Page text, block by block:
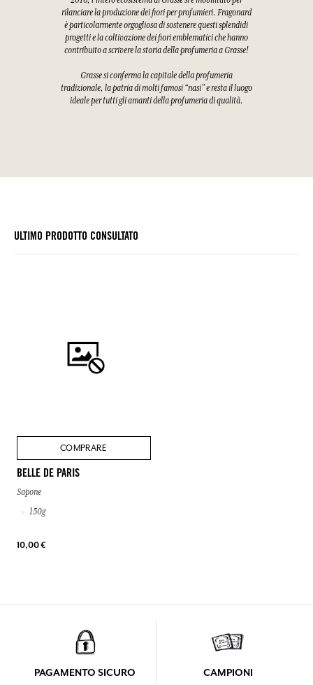
rilanciare la produzione dei fiori per profumieri. Fragonard
è particolarmente orgogliosa di sostenere questi splendidi
progetti e la coltivazione dei fiori emblematici che hanno
contribuito a scrivere la storia della profumeria a Grasse!
Grasse si conferma la capitale della profumeria
tradizionale, la patria di molti famosi “nasi” e resta il luogo
ideale per tutti gli amanti della profumeria di qualità.
ULTIMO PRODOTTO CONSULTATO
COMPRARE
BELLE DE PARIS
Sapone
150g
10,00 €
PAGAMENTO SICURO CAMPIONI